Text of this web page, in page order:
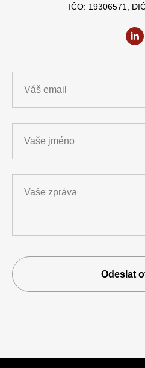
IČO: 19306571,
Váš email
Vaše jméno
Vaše zpráva
Odeslat